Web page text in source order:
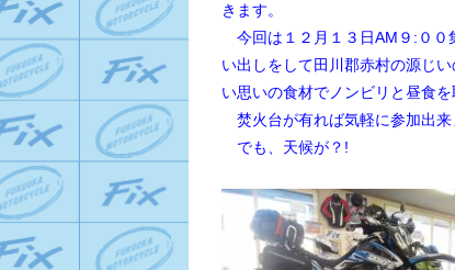
きます。
今回は１２月１３日AM９:００
い出しを して田川郡赤村の源じ
い思いの食材でノンビリと昼食
焚火台が有れば気軽に参加出来
でも、天候が？!